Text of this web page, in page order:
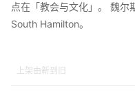
点在「教会与文化」。 魏尔
South Hamilton。